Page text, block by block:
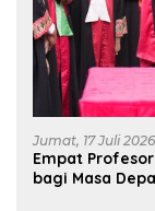
Jumat, 17 Juli 2026
Empat
bagi Masa